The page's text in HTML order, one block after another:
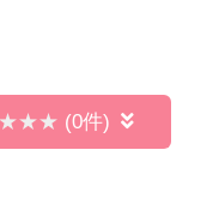
(0件)